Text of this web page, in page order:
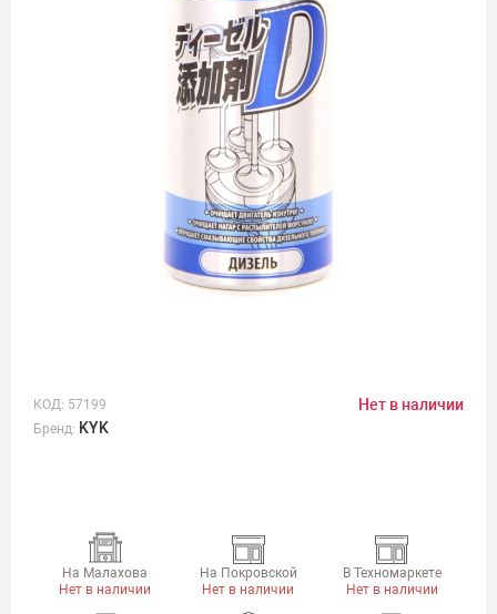
КОД: 57199 Нет в наличии
Бренд: KYK
На Малахова
Нет в наличии
На Покровской
Нет в наличии
В Техномаркете
Нет в наличии